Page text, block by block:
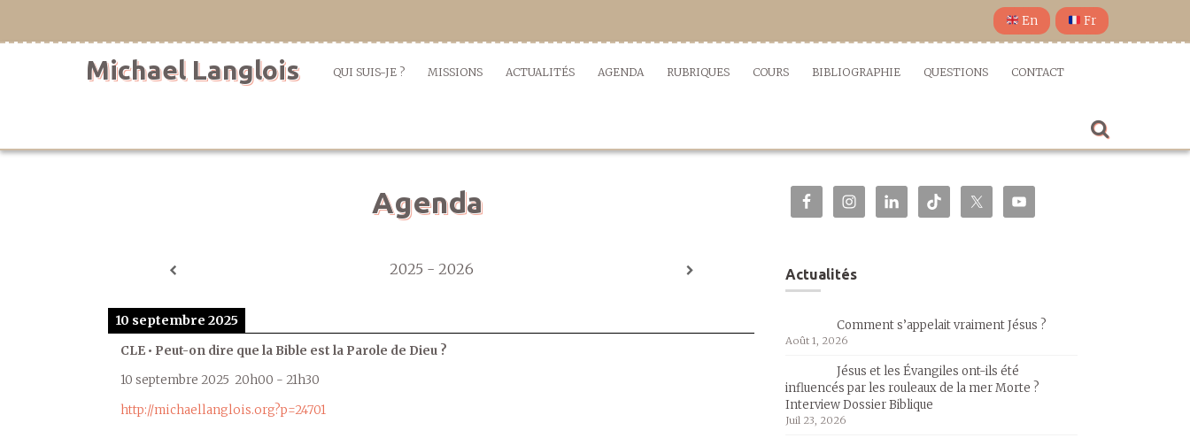
En Fr
Michael Langlois QUI SUIS-JE ? MISSIONS ACTUALITÉS AGENDA RUBRIQUES COURS BIBLIOGRAPHIE QUESTIONS CONTACT
Agenda
2025 - 2026
10 septembre 2025
CLE • Peut-on dire que la Bible est la Parole de Dieu ?
10 septembre 2025 20h00 - 21h30
http://michaellanglois.org?p=24701
Actualités
Comment s’appelait vraiment Jésus ?
Août 1, 2026
Jésus et les Évangiles ont-ils été
influencés par les rouleaux de la mer Morte ?
Interview Dossier Biblique
Juil 23, 2026